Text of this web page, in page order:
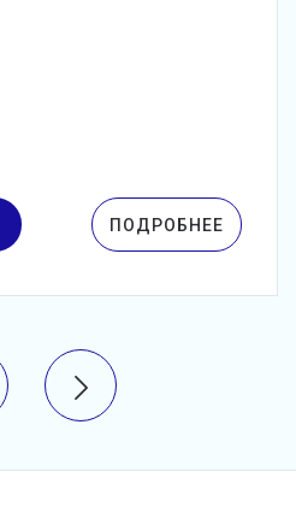
ПОДРОБНЕЕ